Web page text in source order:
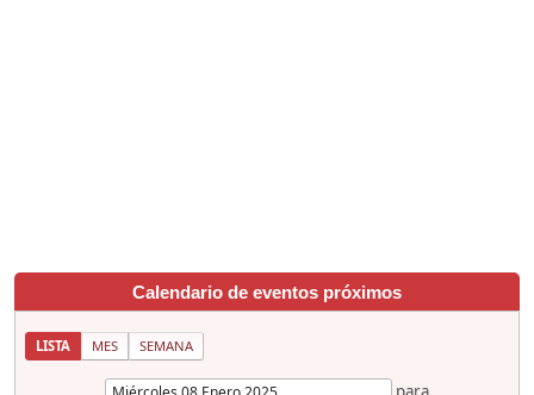
Calendario de eventos próximos
LISTA MES SEMANA